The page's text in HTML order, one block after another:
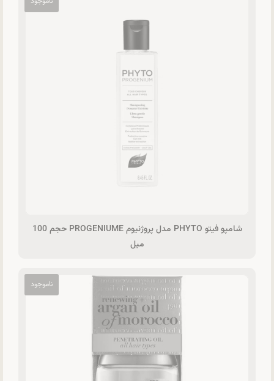
شامپو فیتو PHYTO مدل پروژنیوم PROGENIUME حجم 100
میل